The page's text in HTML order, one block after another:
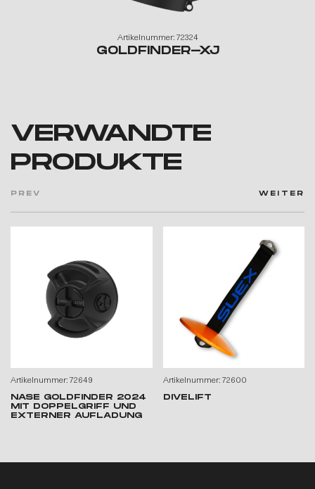
Artikelnummer: 72324
GOLDFINDER-XJ
VERWANDTE
PRODUKTE
PREV WEITER
Artikelnummer: 72649
NASE GOLDFINDER 2024
MIT DOPPELGRIFF UND
EXTERNER AUFLADUNG
Artikelnummer: 72600
DIVELIFT